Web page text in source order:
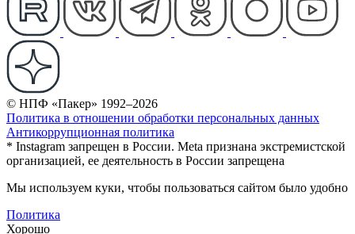
© НПФ «Пакер» 1992–2026
Политика в отношении обработки персональных данных
Антикоррупционная политика
* Instagram запрещен в России. Meta признана экстремистской
организацией, ее деятельность в России запрещена
Мы используем куки, чтобы пользоваться сайтом было удобно
Политика
Хорошо